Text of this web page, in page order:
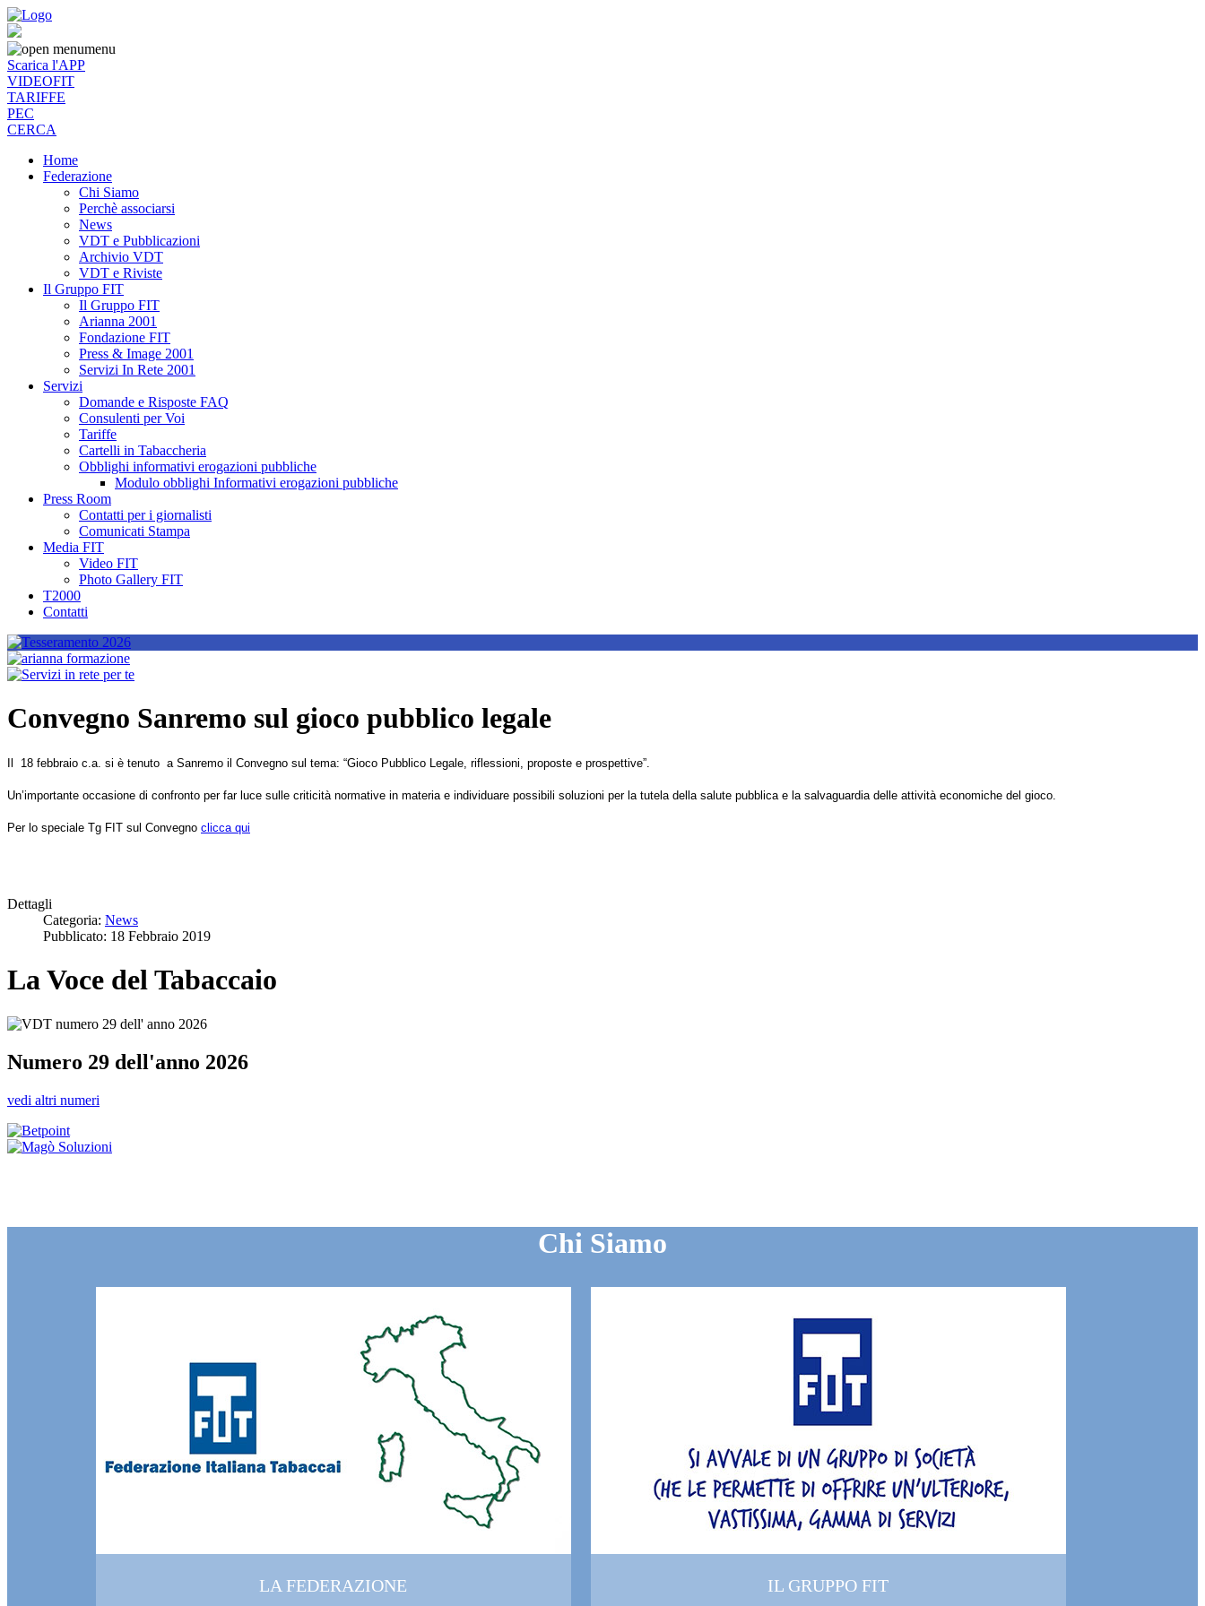
menu
Scarica l'APP
VIDEOFIT
TARIFFE
PEC
CERCA
Home
Federazione
Chi Siamo
Perchè associarsi
News
VDT e Pubblicazioni
Archivio VDT
VDT e Riviste
Il Gruppo FIT
Il Gruppo FIT
Arianna 2001
Fondazione FIT
Press & Image 2001
Servizi In Rete 2001
Servizi
Domande e Risposte FAQ
Consulenti per Voi
Tariffe
Cartelli in Tabaccheria
Obblighi informativi erogazioni pubbliche
Modulo obblighi Informativi erogazioni pubbliche
Press Room
Contatti per i giornalisti
Comunicati Stampa
Media FIT
Video FIT
Photo Gallery FIT
T2000
Contatti
Convegno Sanremo sul gioco pubblico legale
Il 18 febbraio c.a. si è tenuto a Sanremo il Convegno sul tema: “Gioco Pubblico Legale, riflessioni, proposte e prospettive”.
Un’importante occasione di confronto per far luce sulle criticità normative in materia e individuare possibili soluzioni per la tutela della salute pubblica e la salvaguardia delle attività economiche del gioco.
Per lo speciale Tg FIT sul Convegno clicca qui
Dettagli
Categoria: News
Pubblicato: 18 Febbraio 2019
La Voce del Tabaccaio
Numero 29 dell'anno 2026
vedi altri numeri
Chi Siamo
LA FEDERAZIONE IL GRUPPO FIT